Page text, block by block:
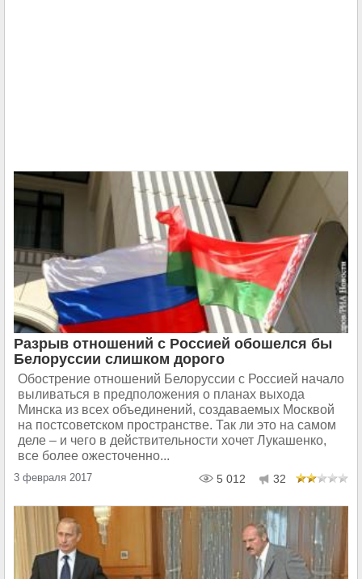
Разрыв отношений с Россией обошелся бы
Белоруссии слишком дорого
Обострение отношений Белоруссии с Россией начало
выливаться в предположения о планах выхода
Минска из всех объединений, создаваемых Москвой
на постсоветском пространстве. Так ли это на самом
деле – и чего в действительности хочет Лукашенко,
все более ожесточенно...
3 февраля 2017 5 012 32